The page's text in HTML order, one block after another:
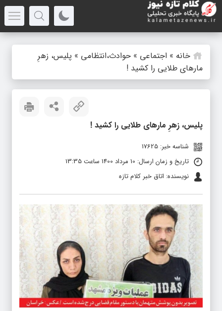
خانه » اجتماعی » حوادث،انتظامی » پلیس، زهرِ
مارهای طلایی را کشید !
پلیس، زهرِ مارهای طلایی را کشید !
شناسه خبر: 17625
تاریخ و زمان ارسال: 10 مرداد 1400 ساعت 13:35
نویسنده: اتاق خبر کلام تازه